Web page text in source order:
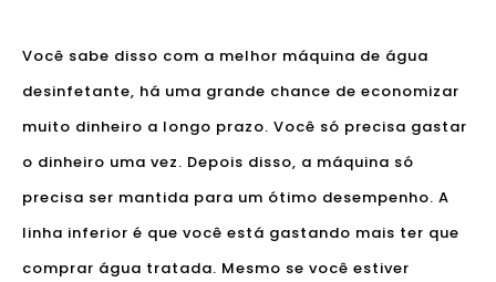
Você sabe disso com a melhor máquina de água
desinfetante, há uma grande chance de economizar
muito dinheiro a longo prazo. Você só precisa gastar
o dinheiro uma vez. Depois disso, a máquina só
precisa ser mantida para um ótimo desempenho. A
linha inferior é que você está gastando mais ter que
comprar água tratada. Mesmo se você estiver